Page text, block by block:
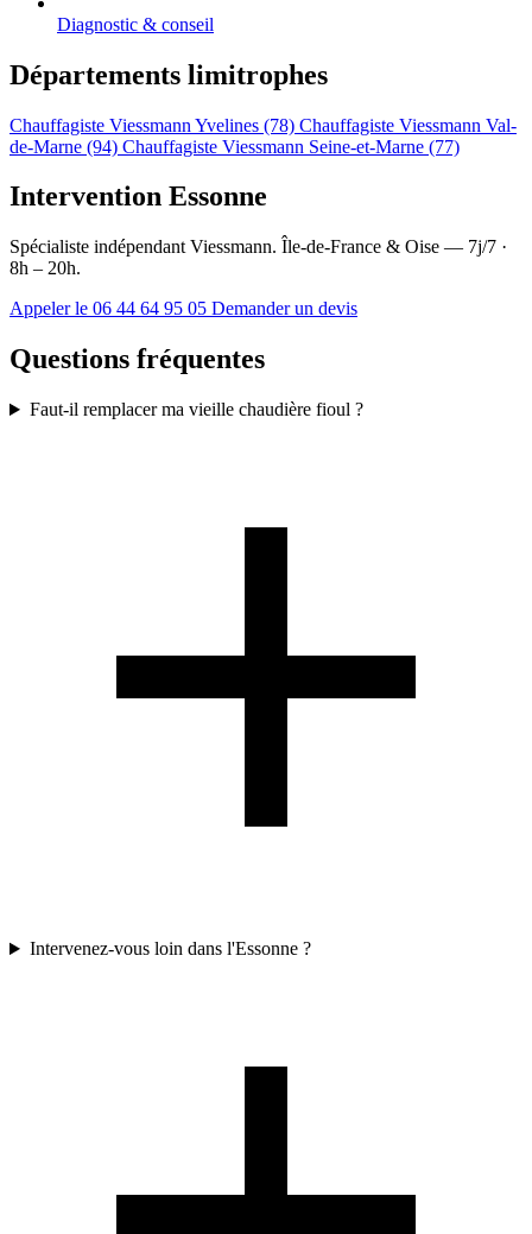
Diagnostic & conseil
Départements limitrophes
Chauffagiste Viessmann Yvelines (78) Chauffagiste Viessmann Val-
de-Marne (94) Chauffagiste Viessmann Seine-et-Marne (77)
Intervention Essonne
Spécialiste indépendant Viessmann. Île-de-France & Oise — 7j/7 ·
8h – 20h.
Appeler le 06 44 64 95 05 Demander un devis
Questions fréquentes
Faut-il remplacer ma vieille chaudière fioul ?
Intervenez-vous loin dans l'Essonne ?